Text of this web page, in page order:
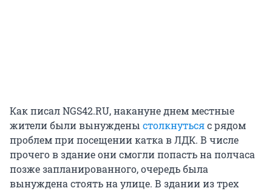
Как писал NGS42.RU, накануне днем местные
жители были вынуждены столкнутьсяс рядом
проблем при посещении катка в ЛДК. В числе
прочего в здание они смогли попасть на полчаса
позже запланированного, очередь была
вынуждена стоять на улице. В здании из трех